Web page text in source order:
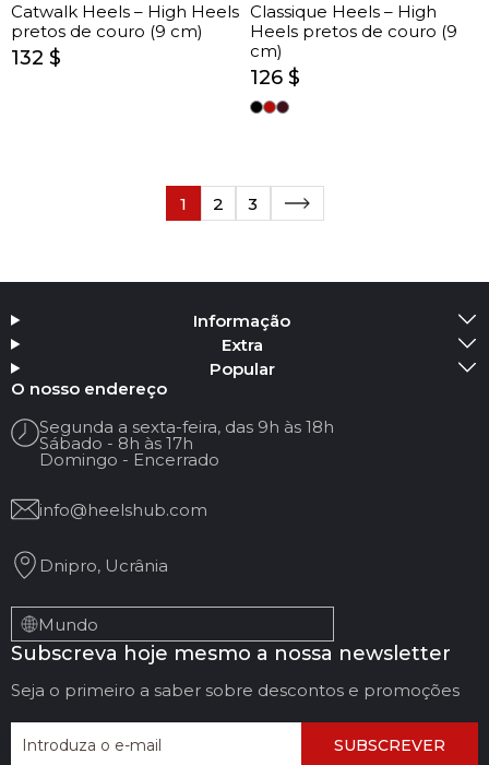
Catwalk Heels – High Heels
pretos de couro (9 cm)
132 $
Classique Heels – High
Heels pretos de couro (9
cm)
126 $
1 2 3
Informação
Extra
Popular
O nosso endereço
Segunda a sexta-feira, das 9h às 18h
Sábado - 8h às 17h
Domingo - Encerrado
info@heelshub.com
Dnipro, Ucrânia
Mundo
Subscreva hoje mesmo a nossa newsletter
Seja o primeiro a saber sobre descontos e promoções
SUBSCREVER